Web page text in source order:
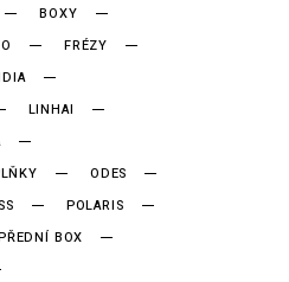
BOXY
FRÉZY
LINHAI
ODES
POLARIS
BOX